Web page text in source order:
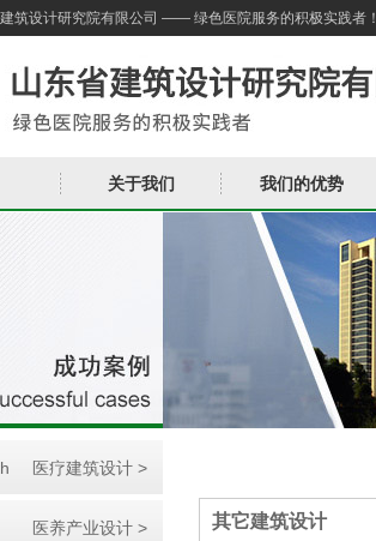
筑设计研究院有限公司 —— 绿色医院服务的积极实践者！
关于我们 我们的优势
医疗建筑设计 >
医养产业设计 > 其它建筑设计